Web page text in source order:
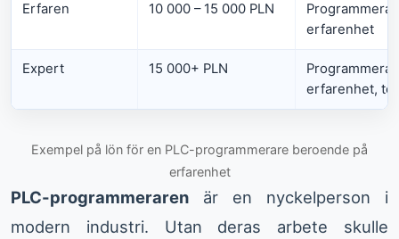
Erfaren 10 000 – 15 000 PLN
erfarenhet
Expert 15 000+ PLN
erfarenhet,
Exempel på lön för en PLC-programmerare beroende på
erfarenhet
PLC-programmeraren är en nyckelperson i
modern industri. Utan deras arbete skulle